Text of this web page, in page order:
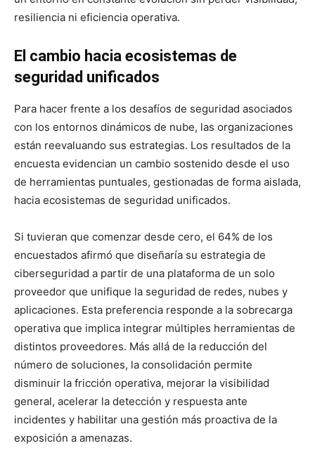
resiliencia ni eficiencia operativa.
El cambio hacia ecosistemas de
seguridad unificados
Para hacer frente a los desafíos de seguridad asociados
con los entornos dinámicos de nube, las organizaciones
están reevaluando sus estrategias. Los resultados de la
encuesta evidencian un cambio sostenido desde el uso
de herramientas puntuales, gestionadas de forma aislada,
hacia ecosistemas de seguridad unificados.
Si tuvieran que comenzar desde cero, el 64% de los
encuestados afirmó que diseñaría su estrategia de
ciberseguridad a partir de una plataforma de un solo
proveedor que unifique la seguridad de redes, nubes y
aplicaciones. Esta preferencia responde a la sobrecarga
operativa que implica integrar múltiples herramientas de
distintos proveedores. Más allá de la reducción del
número de soluciones, la consolidación permite
disminuir la fricción operativa, mejorar la visibilidad
general, acelerar la detección y respuesta ante
incidentes y habilitar una gestión más proactiva de la
exposición a amenazas.